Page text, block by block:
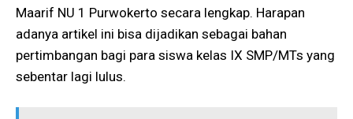
Maarif NU 1 Purwokerto secara lengkap. Harapan
adanya artikel ini bisa dijadikan sebagai bahan
pertimbangan bagi para siswa kelas IX SMP/MTs yang
sebentar lagi lulus.